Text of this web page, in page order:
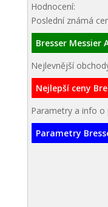
Hodnocení:
Poslední známá
Bresser Messier
Nejlevnější
Nejlepší ceny
Parametry a info o
Parametry